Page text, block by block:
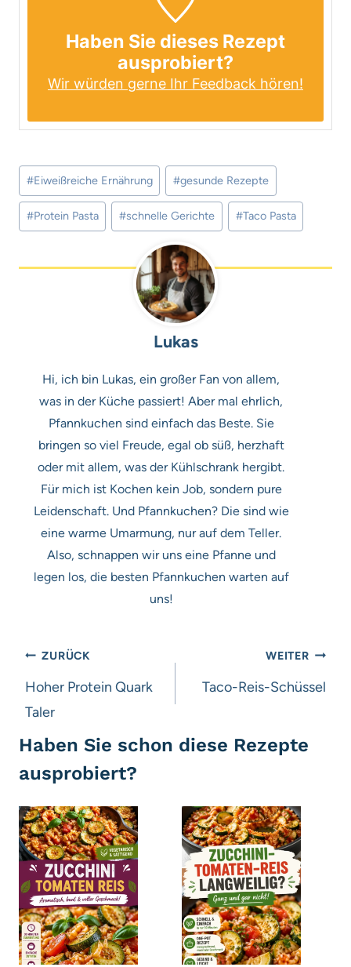
Haben Sie dieses Rezept
ausprobiert?
Wir würden gerne Ihr Feedback hören!
Schlagworte:
#Eiweißreiche Ernährung #gesunde Rezepte
#Protein Pasta #schnelle Gerichte #Taco Pasta
Lukas
Hi, ich bin Lukas, ein großer Fan von allem,
was in der Küche passiert! Aber mal ehrlich,
Pfannkuchen sind einfach das Beste. Sie
bringen so viel Freude, egal ob süß, herzhaft
oder mit allem, was der Kühlschrank hergibt.
Für mich ist Kochen kein Job, sondern pure
Leidenschaft. Und Pfannkuchen? Die sind wie
eine warme Umarmung, nur auf dem Teller.
Also, schnappen wir uns eine Pfanne und
legen los, die besten Pfannkuchen warten auf
uns!
Beitragsnavigation
ZURÜCK
Hoher Protein Quark
Taler
WEITER
Taco-Reis-Schüssel
Haben Sie schon diese Rezepte
ausprobiert?